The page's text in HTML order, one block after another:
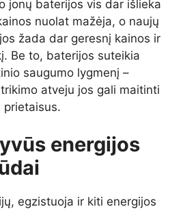
jonų baterijos vis dar išlieka
nuolat mažėja, o naujų
žada dar geresnį kainos ir
Be to, baterijos suteikia
saugumo lygmenį –
atveju jos gali maitinti
prietaisus.
energijos
egzistuoja ir kiti energijos